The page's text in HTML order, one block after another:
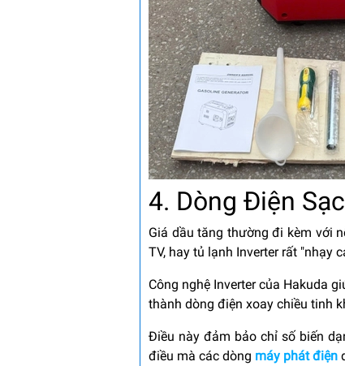
4. Dòng Điện
Giá dầu tăng thường đi kèm với
TV, hay tủ lạnh Inverter rất "nhạy
Công nghệ Inverter của Hakuda
thành dòng điện xoay chiều tinh
Điều này đảm bảo chỉ số biến
điều mà các dòng máy phát điện